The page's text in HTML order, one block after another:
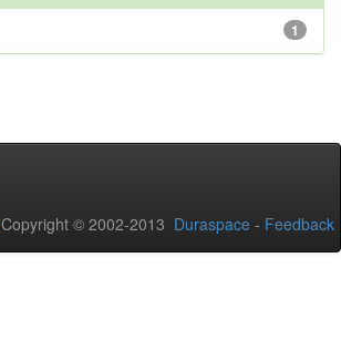
1
Copyright © 2002-2013 Duraspace - Feedback